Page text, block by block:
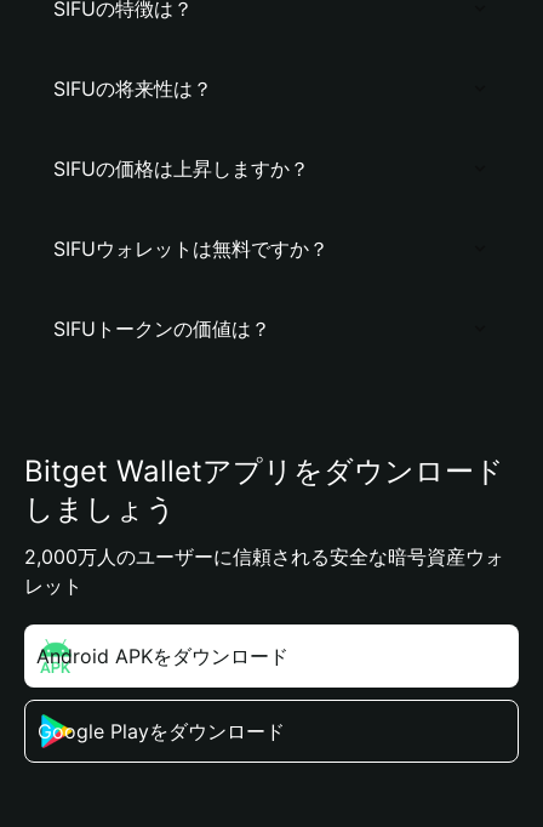
SIFUの特徴は？
SIFUの将来性は？
SIFUの価格は上昇しますか？
SIFUウォレットは無料ですか？
SIFUトークンの価値は？
Bitget Walletアプリをダウンロード
しましょう
2,000万人のユーザーに信頼される安全な暗号資産ウォ
レット
Android APKをダウンロード
Google Playをダウンロード